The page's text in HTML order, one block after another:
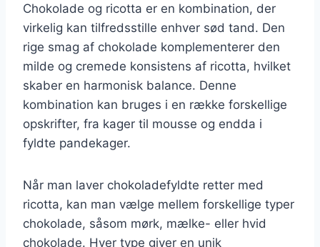
Chokolade og ricotta er en kombination, der
virkelig kan tilfredsstille enhver sød tand. Den
rige smag af chokolade komplementerer den
milde og cremede konsistens af ricotta, hvilket
skaber en harmonisk balance. Denne
kombination kan bruges i en række forskellige
opskrifter, fra kager til mousse og endda i
fyldte pandekager.
Når man laver chokoladefyldte retter med
ricotta, kan man vælge mellem forskellige typer
chokolade, såsom mørk, mælke- eller hvid
chokolade. Hver type giver en unik